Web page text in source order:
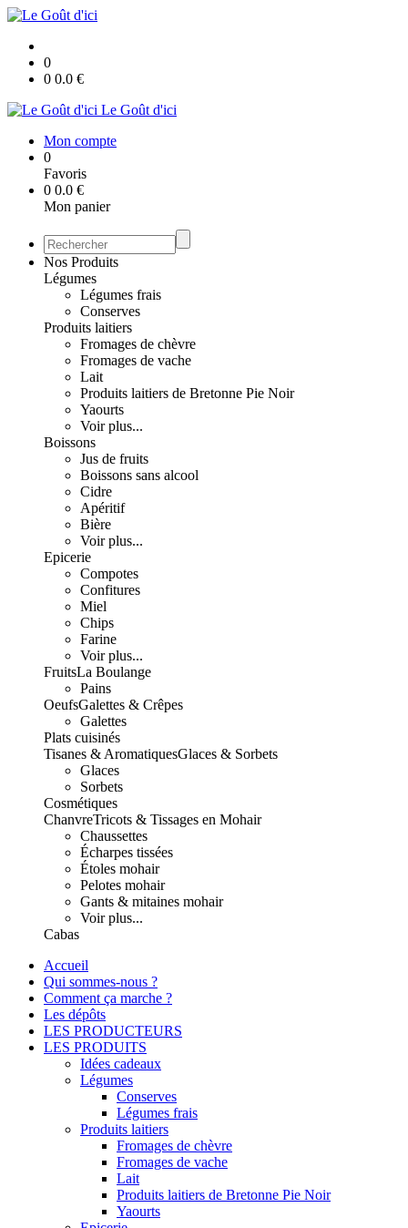
0
0 0.0 €
Le Goût d'ici
Mon compte
0
Favoris
0 0.0 €
Mon panier
Nos Produits
Légumes
Légumes frais
Conserves
Produits laitiers
Fromages de chèvre
Fromages de vache
Lait
Produits laitiers de Bretonne Pie Noir
Yaourts
Voir plus...
Boissons
Jus de fruits
Boissons sans alcool
Cidre
Apéritif
Bière
Voir plus...
Epicerie
Compotes
Confitures
Miel
Chips
Farine
Voir plus...
FruitsLa Boulange
Pains
OeufsGalettes & Crêpes
Galettes
Plats cuisinés
Tisanes & AromatiquesGlaces & Sorbets
Glaces
Sorbets
Cosmétiques
ChanvreTricots & Tissages en Mohair
Chaussettes
Écharpes tissées
Étoles mohair
Pelotes mohair
Gants & mitaines mohair
Voir plus...
Cabas
Accueil
Qui sommes-nous ?
Comment ça marche ?
Les dépôts
LES PRODUCTEURS
LES PRODUITS
Idées cadeaux
Légumes
Conserves
Légumes frais
Produits laitiers
Fromages de chèvre
Fromages de vache
Lait
Produits laitiers de Bretonne Pie Noir
Yaourts